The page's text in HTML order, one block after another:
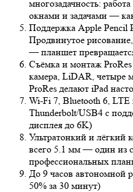
многозадачность:
окнами и задачами —
Поддержка Apple Pencil
Продвинутое
— планшет
Съёмка и монтаж
камера, LiDAR, четыре
ProRes делают iPad
Wi‑Fi 7, Bluetooth 6,
Thunderbolt/USB4 с
дисплея до 6K)
Ультратонкий и лёгкий
всего 5.1 мм — один из
профессиональных
До 9 часов автономной
50% за 30 минут)